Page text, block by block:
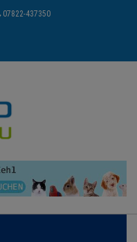
07822-437350